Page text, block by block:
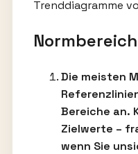
Trenddiagramme
Die meisten
Bereiche an.
Zielwerte –
wenn Sie